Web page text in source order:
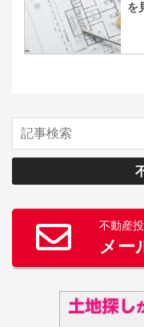
を
不動産
メー